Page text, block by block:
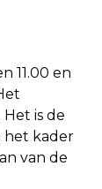
11.00 en
is de
het kader
van de